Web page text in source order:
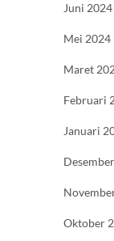
Juni 2024
Mei 2024
Maret
Februari
Januari
Oktober